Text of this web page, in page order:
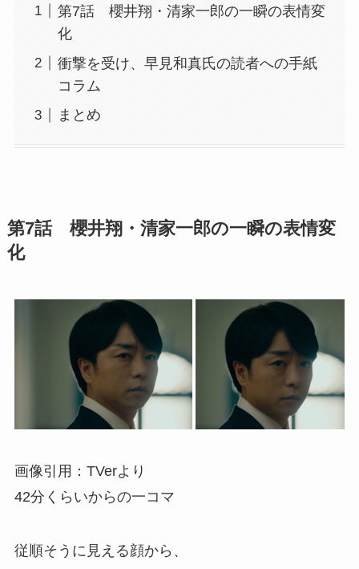
第7話 櫻井翔・清家一郎の一瞬の表情変
化
衝撃を受け、早見和真氏の読者への手紙
コラム
まとめ
第7話 櫻井翔・清家一郎の一瞬の表情変
化
画像引用：TVerより
42分くらいからの一コマ
従順そうに見える顔から、